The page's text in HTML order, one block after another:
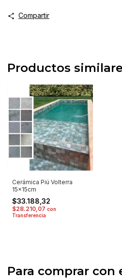
Compartir
Productos
Cerámica Piú Volterra
15x15cm
$33.188,32
$28.210,07 con
Transferencia
Para comprar